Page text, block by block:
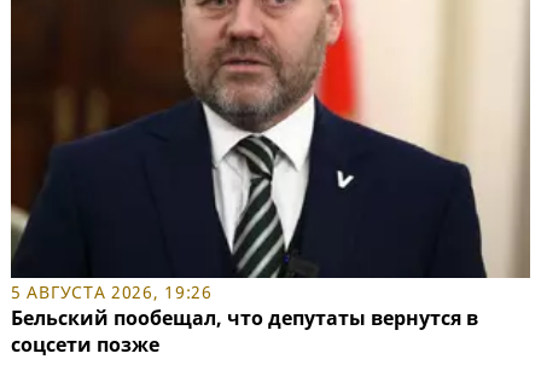
5 АВГУСТА 2026, 19:26
Бельский пообещал, что депутаты вернутся в
соцсети позже